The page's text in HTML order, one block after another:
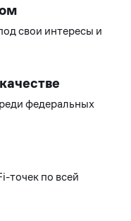
свои интересы и
федеральных
точек по всей